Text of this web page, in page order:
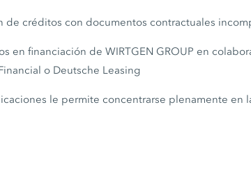
de créditos con documentos contractuales
en financiación de WIRTGEN GROUP en
o Deutsche Leasing
le permite concentrarse plenamente en